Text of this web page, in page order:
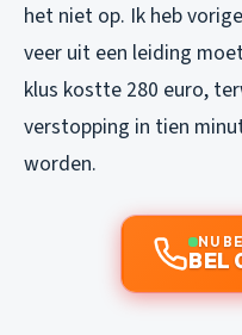
het niet op. Ik heb
veer uit een leiding
klus kostte 280 euro,
verstopping in tien
worden.
NU
BEL